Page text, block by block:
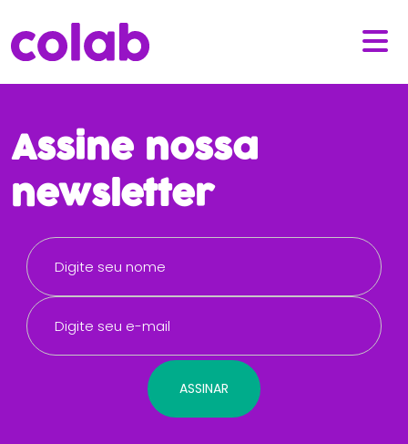
Assine nossa
newsletter